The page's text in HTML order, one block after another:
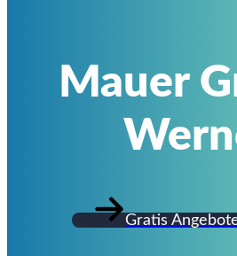
Mauer
Gratis